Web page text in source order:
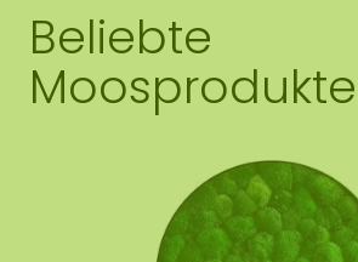
Beliebte
Moosprodukte